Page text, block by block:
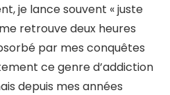
je lance souvent « juste
retrouve deux heures
par mes conquêtes
ce genre d’addiction
depuis mes années